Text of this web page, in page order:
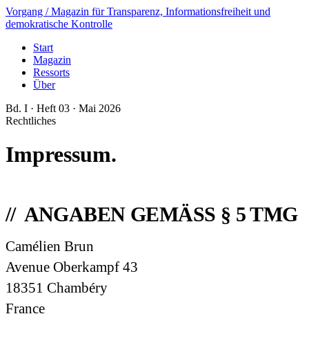
Vorgang / Magazin für Transparenz, Informationsfreiheit und
demokratische Kontrolle
Start
Magazin
Ressorts
Über
Bd. I · Heft 03 · Mai 2026
Rechtliches
Impressum.
ANGABEN GEMÄSS § 5 TMG
Camélien Brun
Avenue Oberkampf 43
18351 Chambéry
France